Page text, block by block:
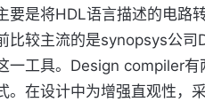
要是将HDL语言描述的电路
比较主流的是synopsys公
一工具。Design compiler
。在设计中为增强直观性，